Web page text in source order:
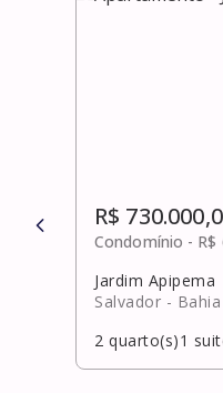
R$
Condomínio - R$
Jardim Apipema
Salvador - Bahia
2 quarto(s)1